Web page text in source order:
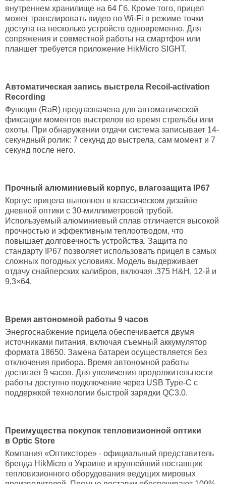
внутреннем хранилище на 64 Гб. Кроме того, прицел
может транслировать видео по Wi-Fi в режиме точки
доступа на несколько устройств одновременно. Для
сопряжения и совместной работы на смартфон или
планшет требуется приложение HikMicro SIGHT.
Автоматическая запись выстрела Recoil-activation
Recording
Функция (RaR) предназначена для автоматической
фиксации моментов выстрелов во время стрельбы или
охоты. При обнаружении отдачи система записывает 14-
секундный ролик: 7 секунд до выстрела, сам момент и 7
секунд после него.
Прочный алюминиевый корпус, влагозащита IP67
Корпус прицела выполнен в классическом дизайне
дневной оптики с 30-миллиметровой трубой.
Используемый алюминиевый сплав отличается высокой
прочностью и эффективным теплоотводом, что
повышает долговечность устройства. Защита по
стандарту IP67 позволяет использовать прицел в самых
сложных погодных условиях. Модель выдерживает
отдачу снайперских калибров, включая .375 H&H, 12-й и
9,3×64.
Время автономной работы 9 часов
Энергоснабжение прицела обеспечивается двумя
источниками питания, включая съемный аккумулятор
формата 18650. Замена батареи осуществляется без
отключения прибора. Время автономной работы
достигает 9 часов. Для увеличения продолжительности
работы доступно подключение через USB Type-C с
поддержкой технологии быстрой зарядки QC3.0.
Преимущества покупок тепловизионной оптики
в Optic Store
Компания «Оптиксторе» - официальный представитель
бренда HikMicro в Украине и крупнейший поставщик
тепловизионного оборудования ведущих мировых